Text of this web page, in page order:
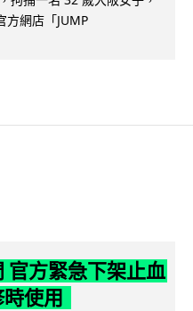
方網店「JUMP
官方緊急下架止血
使用